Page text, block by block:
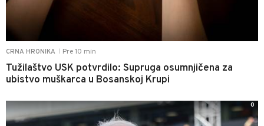
CRNA HRONIKA Pre 10 min
Tužilaštvo USK potvrdilo: Supruga osumnjičena za
ubistvo muškarca u Bosanskoj Krupi
0